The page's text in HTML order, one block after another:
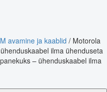
avamine ja kaablid / Motorola
ilma ühenduseta